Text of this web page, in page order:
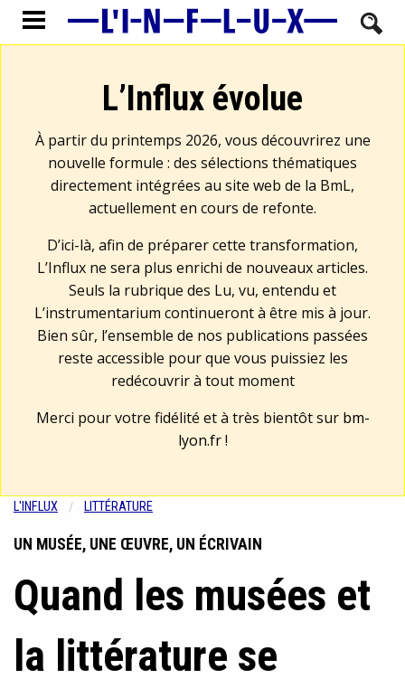
L’Influx évolue
À partir du printemps 2026, vous découvrirez une
nouvelle formule : des sélections thématiques
directement intégrées au site web de la BmL,
actuellement en cours de refonte.
D’ici-là, afin de préparer cette transformation,
L’Influx ne sera plus enrichi de nouveaux articles.
Seuls la rubrique des Lu, vu, entendu et
L’instrumentarium continueront à être mis à jour.
Bien sûr, l’ensemble de nos publications passées
reste accessible pour que vous puissiez les
redécouvrir à tout moment
Merci pour votre fidélité et à très bientôt sur bm-
lyon.fr!
L'INFLUX LITTÉRATURE
UN MUSÉE, UNE ŒUVRE, UN ÉCRIVAIN
Quand les musées et
la littérature se